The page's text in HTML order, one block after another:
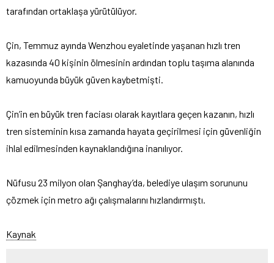
tarafından ortaklaşa yürütülüyor.
Çin, Temmuz ayında Wenzhou eyaletinde yaşanan hızlı tren
kazasında 40 kişinin ölmesinin ardından toplu taşıma alanında
kamuoyunda büyük güven kaybetmişti.
Çin’in en büyük tren faciası olarak kayıtlara geçen kazanın, hızlı
tren sisteminin kısa zamanda hayata geçirilmesi için güvenliğin
ihlal edilmesinden kaynaklandığına inanılıyor.
Nüfusu 23 milyon olan Şanghay’da, belediye ulaşım sorununu
çözmek için metro ağı çalışmalarını hızlandırmıştı.
Kaynak